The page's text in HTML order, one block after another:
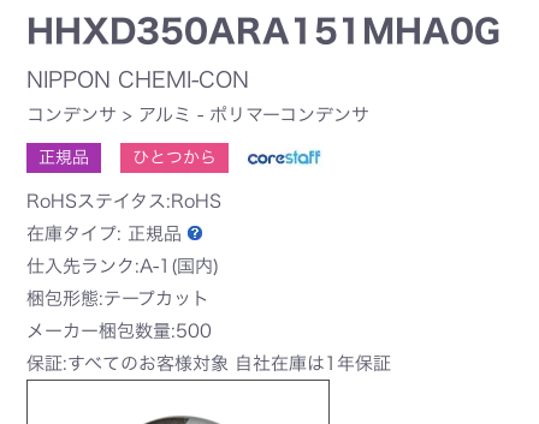
HHXD350ARA151MHA0G
NIPPON CHEMI-CON
コンデンサ > アルミ - ポリマーコンデンサ
正規品 ひとつから
RoHSステイタス:RoHS
在庫タイプ: 正規品
仕入先ランク:A-1(国内)
梱包形態:テープカット
メーカー梱包数量:500
保証:すべてのお客様対象 自社在庫は1年保証